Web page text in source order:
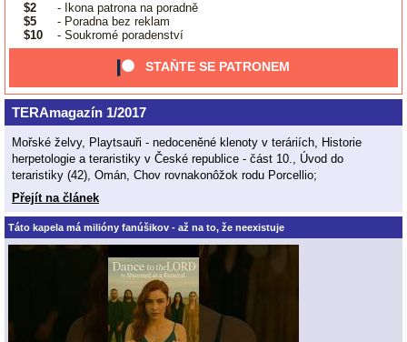
$2
- Ikona patrona na poradně
$5
- Poradna bez reklam
$10
- Soukromé poradenství
STAŇTE SE PATRONEM
TERAmagazín 1/2017
Mořské želvy, Playtsauři - nedoceněné klenoty v teráriích, Historie
herpetologie a teraristiky v České republice - část 10., Úvod do
teraristiky (42), Omán, Chov rovnakonôžok rodu Porcellio;
Přejít na článek
Táto kapela má milióny fanúšikov - až na to, že neexistuje